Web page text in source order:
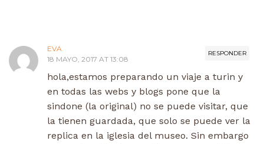
RESPONDER
EVA
18 MAYO, 2017 AT 13:08
hola,estamos preparando un viaje a turin y
en todas las webs y blogs pone que la
sindone (la original) no se puede visitar, que
la tienen guardada, que solo se puede ver la
replica en la iglesia del museo. Sin embargo